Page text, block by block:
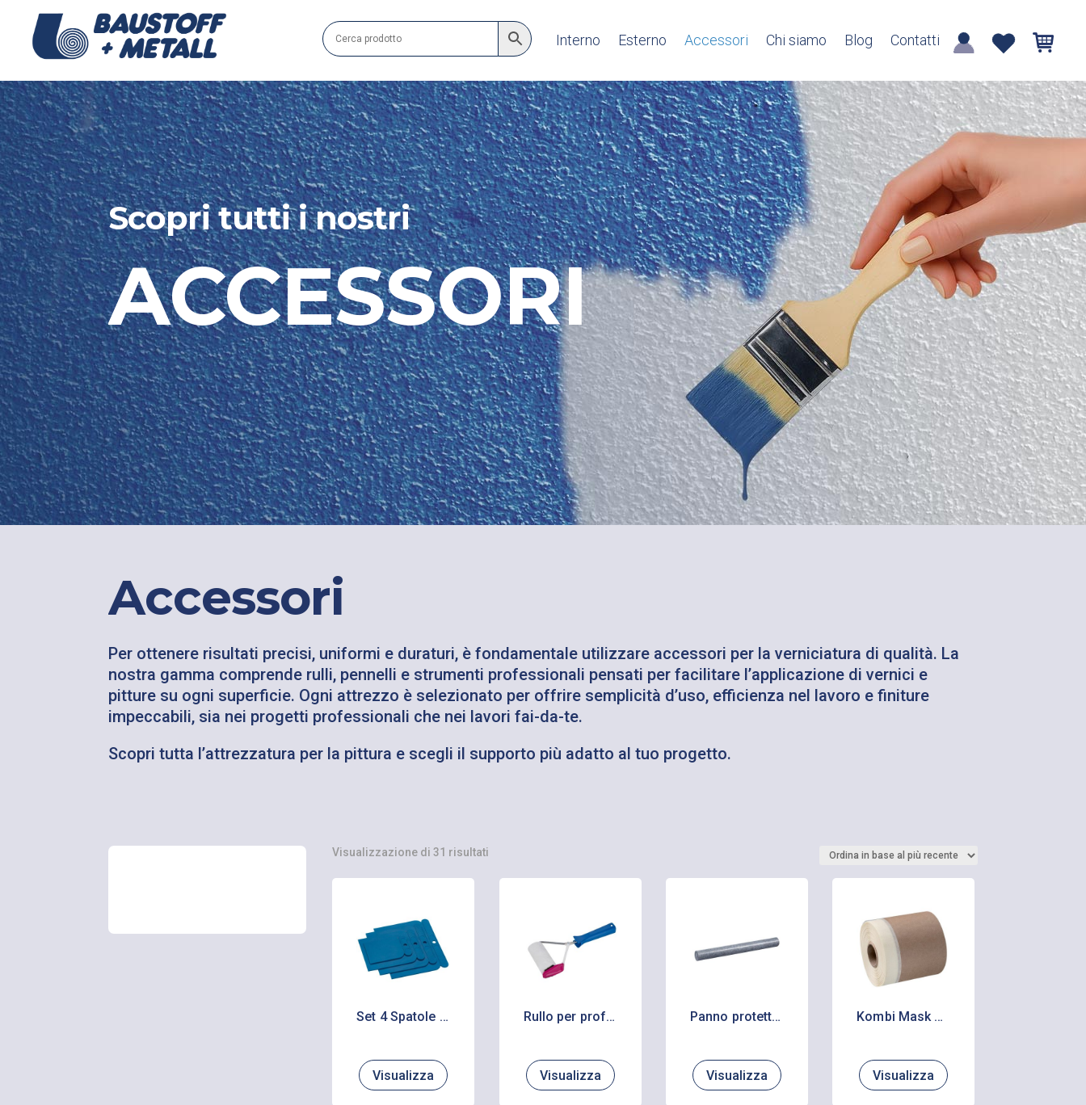
Interno Esterno Accessori Chi siamo Blog Contatti
Scopri tutti i nostri
ACCESSORI
Accessori
Per ottenere risultati precisi, uniformi e duraturi, è fondamentale utilizzare accessori per la verniciatura di qualità. La
nostra gamma comprende rulli, pennelli e strumenti professionali pensati per facilitare l’applicazione di vernici e
pitture su ogni superficie. Ogni attrezzo è selezionato per offrire semplicità d’uso, efficienza nel lavoro e finiture
impeccabili, sia nei progetti professionali che nei lavori fai-da-te.
Scopri tutta l’attrezzatura per la pittura e scegli il supporto più adatto al tuo progetto.
Visualizzazione di 31 risultati
base
Set 4 Spatole Giapponesi
Visualizza
Rullo per profilare Linomat
Visualizza
Panno protettivo assorbenza
Visualizza
Kombi Mask Profi Pellicola protettiva
Visualizza